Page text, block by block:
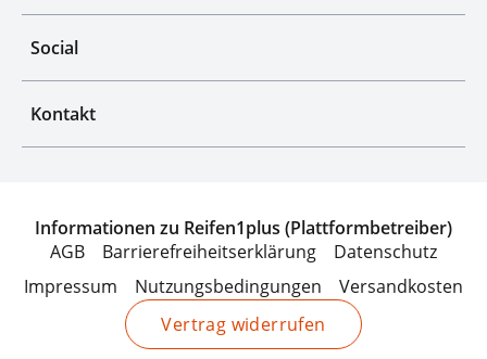
Social
Kontakt
Informationen zu Reifen1plus (Plattformbetreiber)
AGB
Barrierefreiheitserklärung
Datenschutz
Impressum
Nutzungsbedingungen
Versandkosten
Vertrag widerrufen